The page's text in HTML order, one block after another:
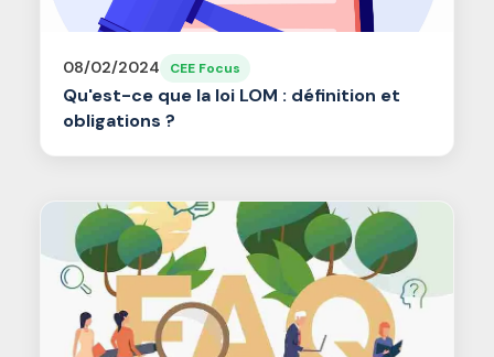
08/02/2024 CEE Focus
Qu'est-ce que la loi LOM : définition et
obligations ?